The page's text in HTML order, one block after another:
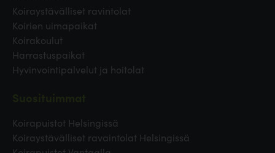
Koiraystävälliset ravintolat
Koirien uimapaikat
Koirakoulut
Harrastuspaikat
Hyvinvointipalvelut ja hoitolat
Koirapuistot Helsingissä
Koiraystävälliset ravaintolat Helsingissä